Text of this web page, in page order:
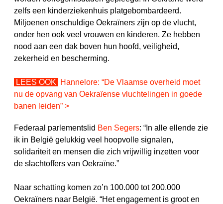
zelfs een kinderziekenhuis platgebombardeerd.
Miljoenen onschuldige Oekraïners zijn op de vlucht,
onder hen ook veel vrouwen en kinderen. Ze hebben
nood aan een dak boven hun hoofd, veiligheid,
zekerheid en bescherming.
LEES OOK
Hannelore: “De Vlaamse overheid moet
nu de opvang van Oekraïense vluchtelingen in goede
banen leiden” >
Federaal parlementslid Ben Segers: “In alle ellende zie
ik in België gelukkig veel hoopvolle signalen,
solidariteit en mensen die zich vrijwillig inzetten voor
de slachtoffers van Oekraïne.”
Naar schatting komen zo’n 100.000 tot 200.000
Oekraïners naar België. “Het engagement is groot en